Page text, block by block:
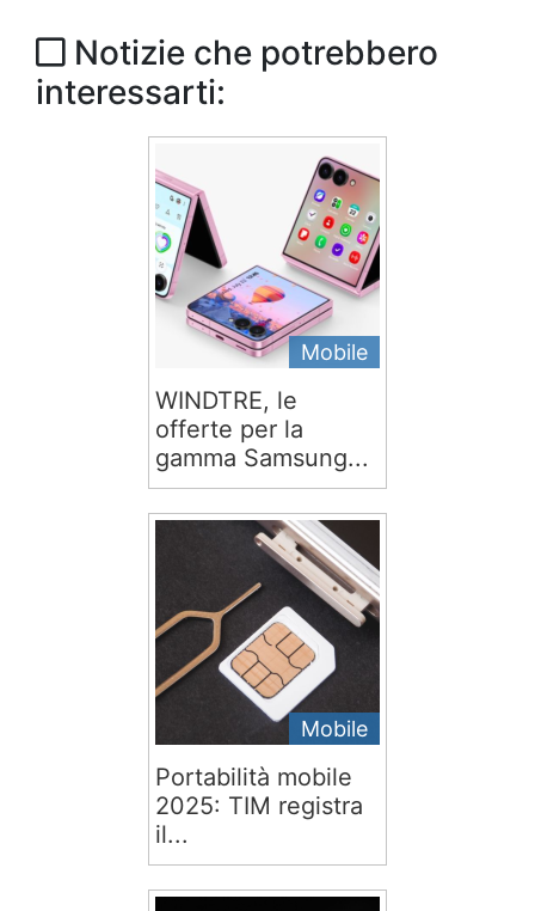
Notizie che potrebbero
interessarti:
Mobile
WINDTRE, le
offerte per la
gamma Samsung...
Mobile
Portabilità mobile
2025: TIM registra
il...